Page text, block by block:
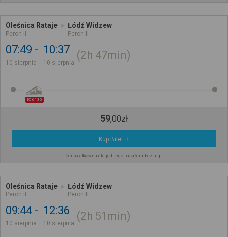
Oleśnica Rataje
Peron II
Łódź Widzew
Peron II
07:49
10 sierpnia
10:37
10 sierpnia
2h 47min
IC 6130
59,00zł
Kup Bilet
Cena całkowita dla jednego pasażera bez ulgi
Oleśnica Rataje
Peron II
Łódź Widzew
Peron II
09:44
10 sierpnia
12:36
10 sierpnia
2h 51min